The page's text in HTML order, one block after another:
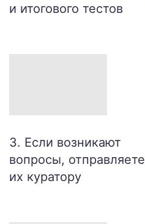
и итогового тестов
3. Если возникают
вопросы, отправляете
их куратору